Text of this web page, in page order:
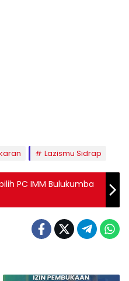
Lazismu Sidrap
PC IMM Bulukumba